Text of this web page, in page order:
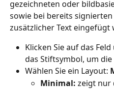
gezeichneten oder
sowie bei bereits signierten
zusätzlicher Text eingefügt
Klicken Sie auf das
das Stiftsymbol, um
Wählen Sie ein Layout:
Minimal: zeigt nur